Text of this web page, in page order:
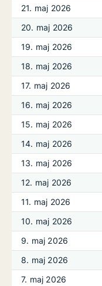
21. maj 2026
20. maj 2026
19. maj 2026
18. maj 2026
17. maj 2026
16. maj 2026
15. maj 2026
14. maj 2026
13. maj 2026
12. maj 2026
11. maj 2026
10. maj 2026
9. maj 2026
8. maj 2026
7. maj 2026